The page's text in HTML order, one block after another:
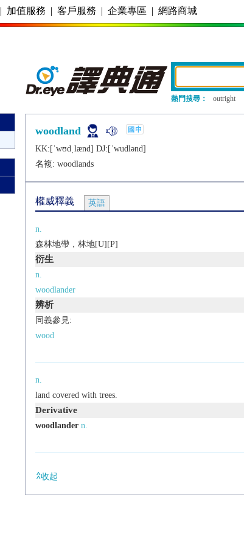
| 加值服務 | 客戶服務 | 企業專區 | 網路商城
熱門搜尋： outright
woodland
KK:[ˈwʊdˌlænd] DJ:[ˈwudlǝnd]
名複: woodlands
權威釋義 英語
n.
森林地帶，林地[U][P]
衍生
n.
woodlander
辨析
同義參見:
wood
n.
land covered with trees.
Derivative
woodlander n.
收起